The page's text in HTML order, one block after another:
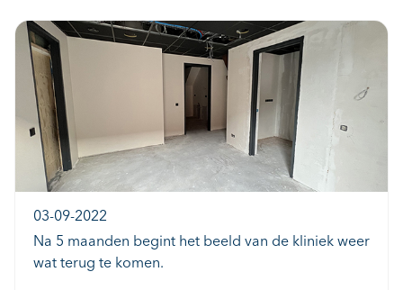
03-09-2022
Na 5 maanden begint het beeld van de kliniek weer
wat terug te komen.